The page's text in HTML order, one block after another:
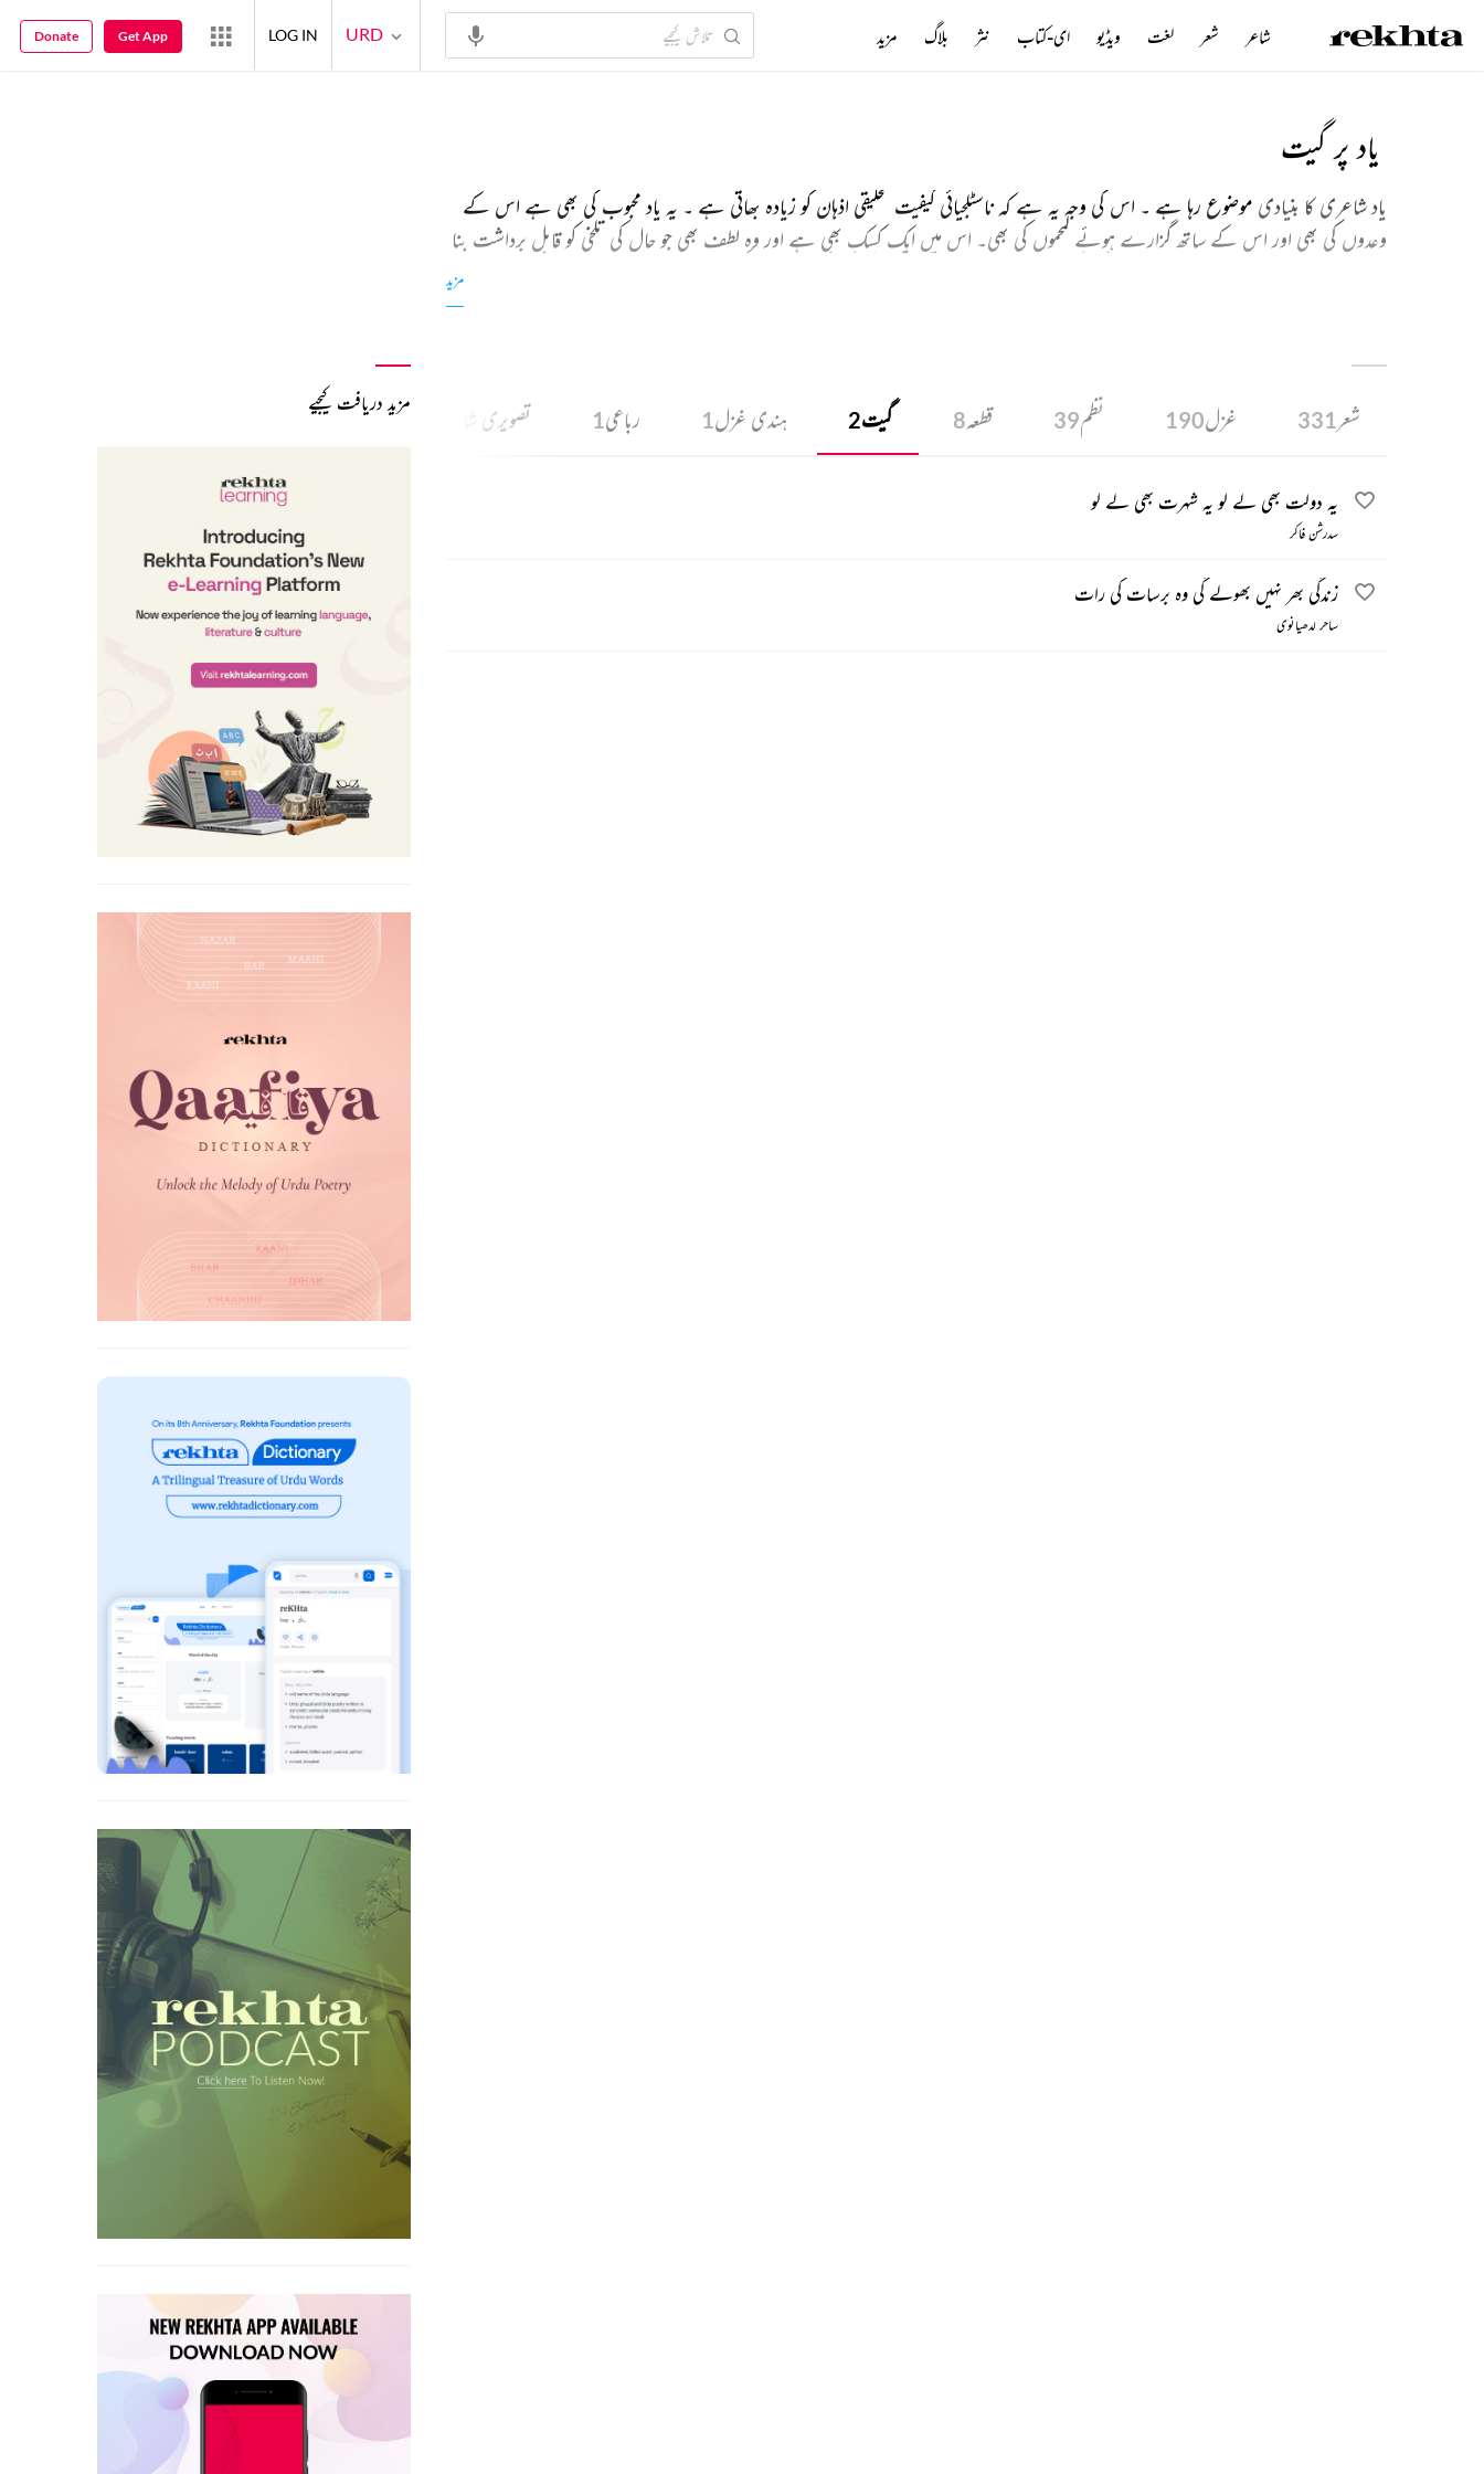
یاد پر گیت
یاد شاعری کا بنیادی موضوع رہا ہے ۔ اس کی وجہ یہ ہے کہ ناسٹلجیائی کیفیت تخلیقی اذہان کو زیادہ بھاتی ہے ۔ یہ یاد محبوب کی بھی ہے اس کے
وعدوں کی بھی اور اس کے ساتھ گزارے ہوئے لمحموں کی بھی۔ اس میں ایک کسک بھی ہے اور وہ لطف بھی جو حال کی تلخی کو قابل برداشت بنا
مزید
شعر331 غزل190 نظم39 قطعہ8 گیت2 ہندی غزل1 رباعی1 تصویری شاعری
یہ دولت بھی لے لو یہ شہرت بھی لے لو
سدرشن فاکر
زندگی بھر نہیں بھولے گی وہ برسات کی رات
ساحر لدھیانوی
مزید دریافت کیجیے
شاعر شعر لغت ویڈیو ای-کتاب نثر بلاگ مزید URD
LOG IN
Get App
Donate